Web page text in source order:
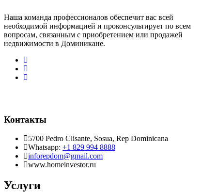
Наша команда профессионалов обеспечит вас всей
необходимой информацией и проконсультирует по всем
вопросам, связанным с приобретением или продажей
недвижимости в Доминикане.
Контакты
5700 Pedro Clisante, Sosua, Rep Dominicana
Whatsapp: +1 829 994 8888
inforepdom@gmail.com
www.homeinvestor.ru
Услуги